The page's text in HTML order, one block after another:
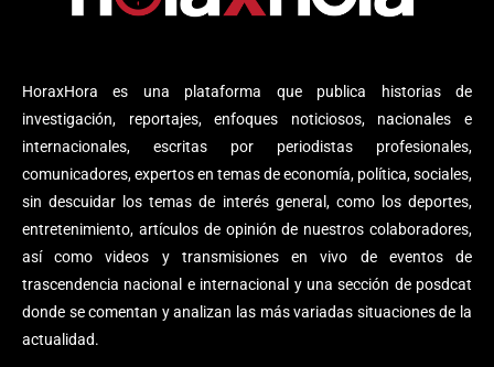
HoraxHora es una plataforma que publica historias de
investigación, reportajes, enfoques noticiosos, nacionales e
internacionales, escritas por periodistas profesionales,
comunicadores, expertos en temas de economía, política, sociales,
sin descuidar los temas de interés general, como los deportes,
entretenimiento, artículos de opinión de nuestros colaboradores,
así como videos y transmisiones en vivo de eventos de
trascendencia nacional e internacional y una sección de posdcat
donde se comentan y analizan las más variadas situaciones de la
actualidad.